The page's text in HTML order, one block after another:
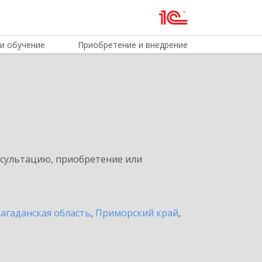
обучение Приобретение и внедрение
приобретение или
область, Приморский край,